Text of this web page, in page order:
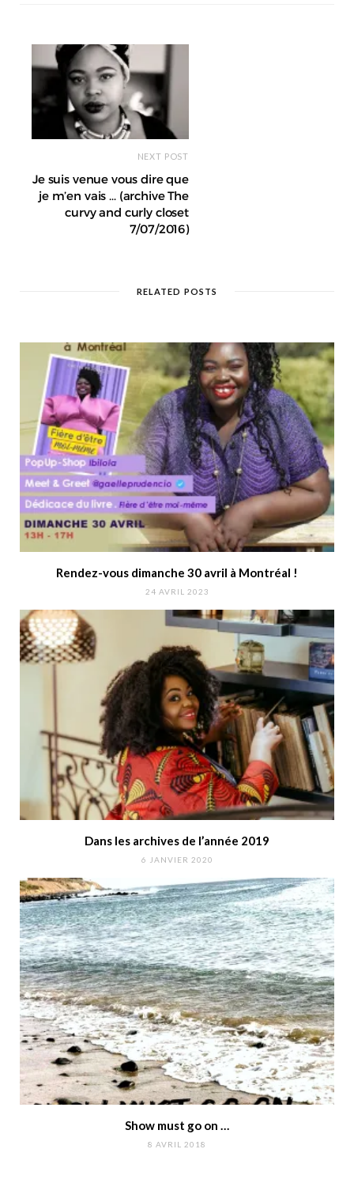
NEXT POST
Je suis venue vous dire que
je m’en vais … (archive The
curvy and curly closet
7/07/2016)
RELATED POSTS
Rendez-vous dimanche 30 avril à Montréal !
24 AVRIL 2023
Dans les archives de l’année 2019
6 JANVIER 2020
Show must go on …
8 AVRIL 2018